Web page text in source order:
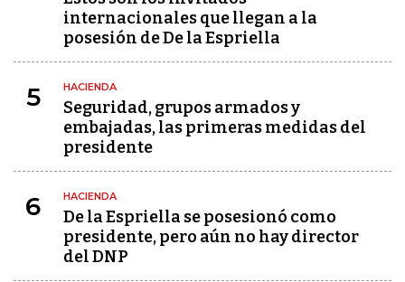
internacionales que llegan a la
posesión de De la Espriella
5 HACIENDA
Seguridad, grupos armados y
embajadas, las primeras medidas del
presidente
6 HACIENDA
De la Espriella se posesionó como
presidente, pero aún no hay director
del DNP